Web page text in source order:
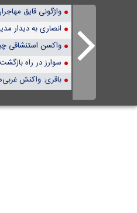
واژگونی قایق
انصاری به دیدار
واکسن استنشاقی
سوارز در راه
باقری: واکنش